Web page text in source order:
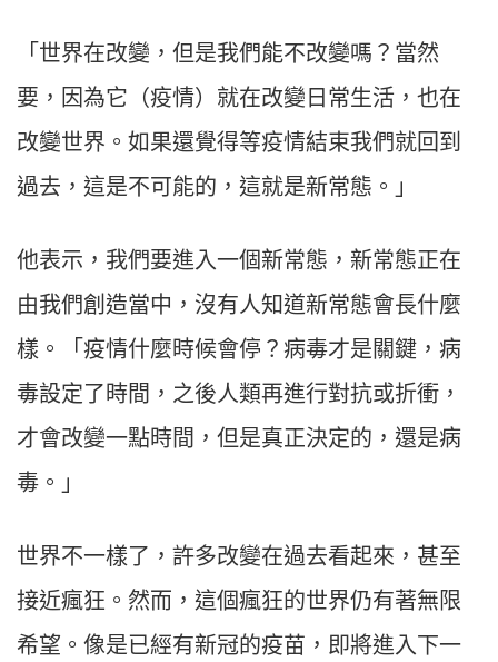
「世界在改變，但是我們能不改變嗎？當然
要，因為它（疫情）就在改變日常生活，也在
改變世界。如果還覺得等疫情結束我們就回到
過去，這是不可能的，這就是新常態。」
他表示，我們要進入一個新常態，新常態正在
由我們創造當中，沒有人知道新常態會長什麼
樣。「疫情什麼時候會停？病毒才是關鍵，病
毒設定了時間，之後人類再進行對抗或折衝，
才會改變一點時間，但是真正決定的，還是病
毒。」
世界不一樣了，許多改變在過去看起來，甚至
接近瘋狂。然而，這個瘋狂的世界仍有著無限
希望。像是已經有新冠的疫苗，即將進入下一